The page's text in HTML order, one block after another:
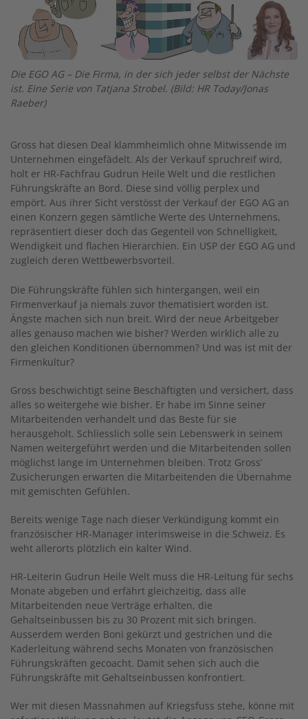
Die EGO AG – Die Firma, in der sich jeder selbst der Nächste
ist. Eine Serie von Tatjana Strobel. (Bild: HR Today/Jonas
Raeber)
Gross hat diesen Deal klammheimlich ohne Mitwissende im
Unternehmen eingefädelt. Als der Verkauf spruchreif wird,
holt er HR-Fachfrau Gudrun Heile Welt und die restlichen
Führungskräfte an Bord. Diese sind völlig perplex und
empört. Aus ihrer Sicht verstösst der Verkauf der EGO AG an
einen Konzern gegen sämtliche Werte des Unternehmens,
repräsentiert dieser doch das Gegenteil von Schnelligkeit,
Wendigkeit und flachen Hierarchien. Ein USP der EGO AG und
zugleich deren Wettbewerbsvorteil.
Die Führungskräfte fühlen sich hintergangen, weil ein
Firmenverkauf ja niemals zuvor thematisiert worden ist.
Ängste machen sich nun breit. Wird der neue Arbeitgeber
alles genauso machen wie bisher? Werden wirklich alle zu
den gleichen Konditionen übernommen? Und was ist mit der
Firmenkultur?
Gross beschwichtigt seine Beschäftigten und versichert, dass
alles so weitergehe wie bisher. Er habe im Sinne seiner
Mitarbeitenden verhandelt und das Beste für sie
herausgeholt. Schliesslich solle sein Lebenswerk in seinem
Namen weitergeführt werden und die Mitarbeitenden sollen
möglichst lange im Unternehmen bleiben. Trotz Gross’
Zusicherungen erwarten die Mitarbeitenden die Übernahme
mit gemischten Gefühlen.
Bereits wenige Tage nach dieser Verkündigung kommt ein
französischer HR-Manager interimsweise in die Schweiz. Es
weht allerorts plötzlich ein kalter Wind.
HR-Leiterin Gudrun Heile Welt muss die HR-Leitung für sechs
Monate abgeben und erfährt gleichzeitig, dass alle
Mitarbeitenden neue Verträge erhalten, die
Gehaltseinbussen bis zu 30 Prozent mit sich bringen.
Ausserdem werden Boni gekürzt und gestrichen und die
Kaderleitung während sechs Monaten von französischen
Führungskräften gecoacht. Damit sehen sich auch die
Führungskräfte mit Gehaltseinbussen konfrontiert.
Wer mit diesen Massnahmen auf Kriegsfuss stehe, könne mit